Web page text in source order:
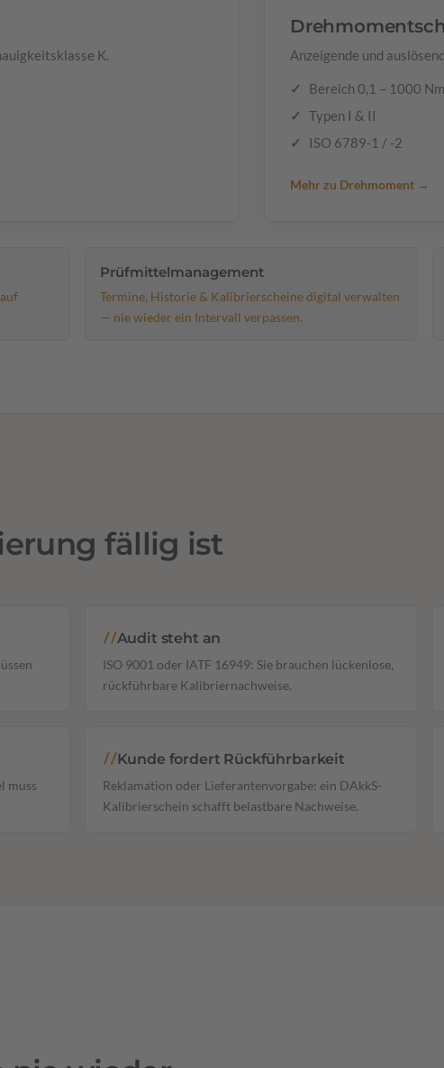
K. Anzeigende und
Bereich 0,1 – 1000 Nm
Typen I & II
ISO 6789-1 / -2
Mehr zu Drehmoment →
Prüfmittelmanagement
Termine, Historie & Kalibrierscheine digital verwalten
— nie wieder ein Intervall verpassen.
fällig ist
//Audit steht an
ISO 9001 oder IATF 16949: Sie brauchen lückenlose,
rückführbare Kalibriernachweise.
muss
//Kunde fordert Rückführbarkeit
Reklamation oder Lieferantenvorgabe: ein DAkkS-
Kalibrierschein schafft belastbare Nachweise.